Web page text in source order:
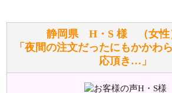
お任せください！それは当店が謡っ
てなしの心」で対応させていただきま
シュタイフのぬいぐるみは洗濯で
るみのお手入れ方法を教えてください。
静岡県 H・S 様 （
「夜間の注文だったにもかかわ
応頂き…」